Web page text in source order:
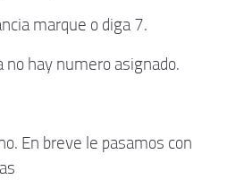
marque o diga 7.
hay numero asignado.
En breve le pasamos con